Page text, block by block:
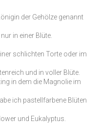
der Gehölze genannt
in einer Blüte.
schlichten Torte oder im
und in voller Blüte.
in dem die Magnolie im
ich pastellfarbene Blüten
und Eukalyptus.